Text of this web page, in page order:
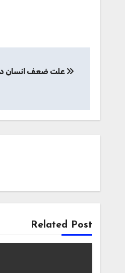
نوشتهعلت ضعف انسان در
Related Post